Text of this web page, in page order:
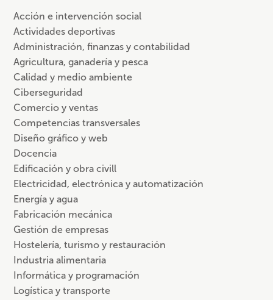
Acción e intervención social
Actividades deportivas
Administración, finanzas y contabilidad
Agricultura, ganadería y pesca
Calidad y medio ambiente
Ciberseguridad
Comercio y ventas
Competencias transversales
Diseño gráfico y web
Docencia
Edificación y obra civill
Electricidad, electrónica y automatización
Energía y agua
Fabricación mecánica
Gestión de empresas
Hostelería, turismo y restauración
Industria alimentaria
Informática y programación
Logística y transporte